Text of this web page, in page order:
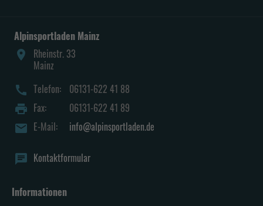
Alpinsportladen Mainz
place
Rheinstr. 33
Mainz
call Telefon:
06131-622 41 88
print Fax:
06131-622 41 89
mail E-Mail: info@alpinsportladen.de
chat Kontaktformular
Informationen